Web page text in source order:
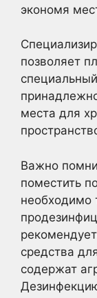
экономя
позволяет
места для
Важно
поместить
необходимо
средства
содержат